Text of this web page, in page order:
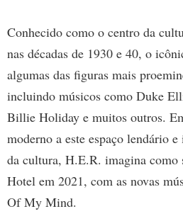
Conhecido como o centro da
nas décadas de 1930 e 40, o
algumas das figuras mais
incluindo músicos como Duke
Billie Holiday e muitos outros.
moderno a este espaço lendário
da cultura, H.E.R. imagina como
Hotel em 2021, com as novas
Of My Mind.